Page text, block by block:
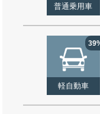
普通乗用車
軽自動車